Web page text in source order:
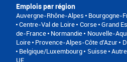
Emplois par région
Auvergne-Rhône-Alpes Bourgogne-
Centre-Val de Loire Corse Grand
de-France Normandie Nouvelle-
Loire Provence-Alpes-Côte d'Azur
Belgique/Luxembourg
Suisse
UE